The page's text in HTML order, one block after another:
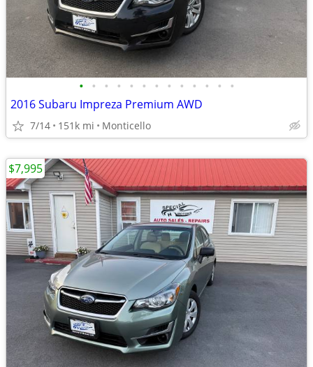
• • • • • • • • • • • • •
2016 Subaru Impreza Premium AWD
7/14 151k mi Monticello
$7,995